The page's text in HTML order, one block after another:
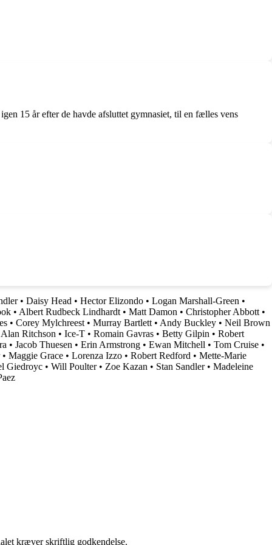
15 år efter de havde afsluttet gymnasiet, til en fælles vens
• Daisy Head • Hector Elizondo • Logan Marshall-Green •
• Albert Rudbeck Lindhardt • Matt Damon • Christopher Abbott •
• Corey Mylchreest • Murray Bartlett • Andy Buckley • Neil Brown
Alan Ritchson • Ice-T • Romain Gavras • Betty Gilpin • Robert
• Jacob Thuesen • Erin Armstrong • Ewan Mitchell • Tom Cruise •
• Maggie Grace • Lorenza Izzo • Robert Redford • Mette-Marie
Giedroyc • Will Poulter• Zoe Kazan • Stan Sandler• Madeleine
kræver skriftlig godkendelse.